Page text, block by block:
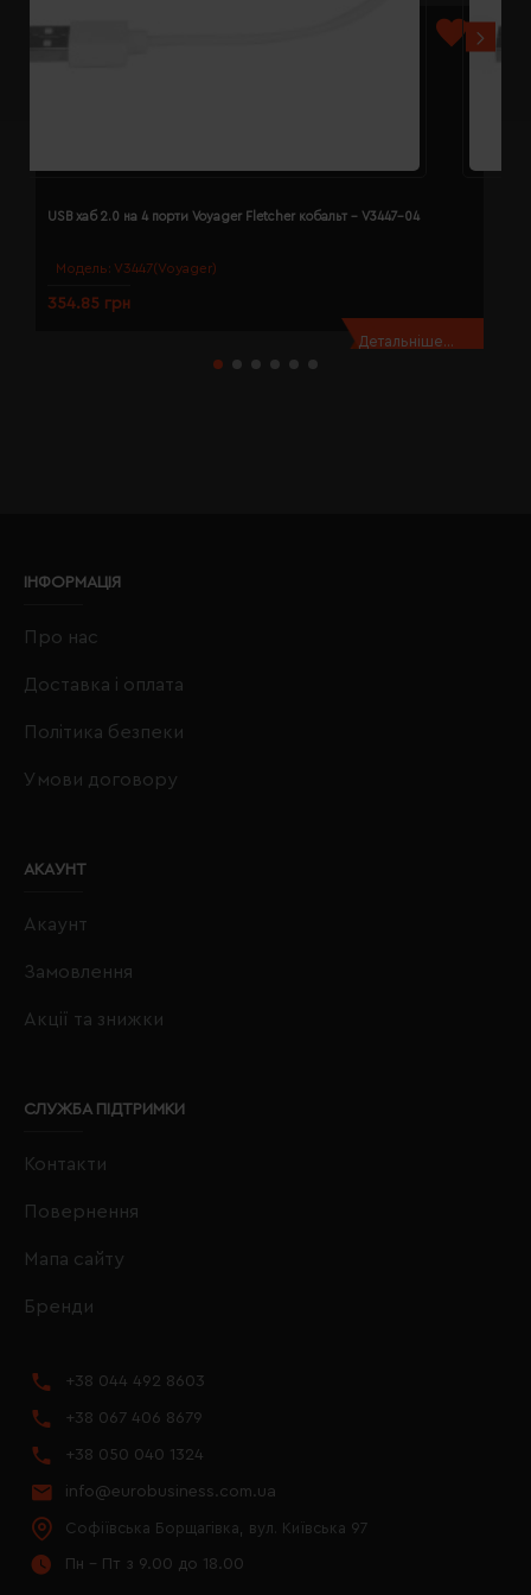
Модель: V3447(Voyager)
USB хаб 2.0 на 4 порти Voyager Fletcher кобальт - V3447-04
354.85 грн
Детальніше...
ІНФОРМАЦІЯ
Про нас
Доставка і оплата
Політика безпеки
Умови договору
АКАУНТ
Акаунт
Замовлення
Акції та знижки
СЛУЖБА ПІДТРИМКИ
Контакти
Повернення
Мапа сайту
Бренди
+38 044 492 8603
+38 067 406 8679
+38 050 040 1324
info@eurobusiness.com.ua
Софіївська Борщагівка, вул. Київська 97
Пн - Пт з 9.00 до 18.00